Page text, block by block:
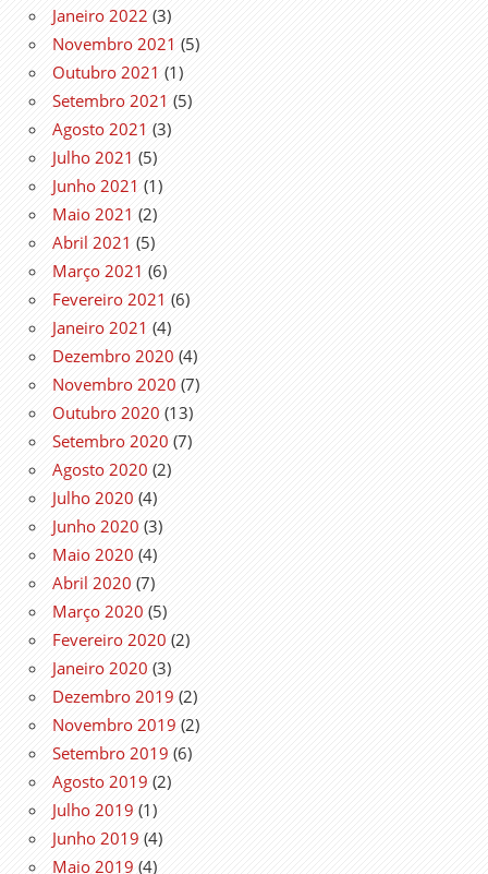
Janeiro 2022 (3)
Novembro 2021 (5)
Outubro 2021 (1)
Setembro 2021 (5)
Agosto 2021 (3)
Julho 2021 (5)
Junho 2021 (1)
Maio 2021 (2)
Abril 2021 (5)
Março 2021 (6)
Fevereiro 2021 (6)
Janeiro 2021 (4)
Dezembro 2020 (4)
Novembro 2020 (7)
Outubro 2020 (13)
Setembro 2020 (7)
Agosto 2020 (2)
Julho 2020 (4)
Junho 2020 (3)
Maio 2020 (4)
Abril 2020 (7)
Março 2020 (5)
Fevereiro 2020 (2)
Janeiro 2020 (3)
Dezembro 2019 (2)
Novembro 2019 (2)
Setembro 2019 (6)
Agosto 2019 (2)
Julho 2019 (1)
Junho 2019 (4)
Maio 2019 (4)